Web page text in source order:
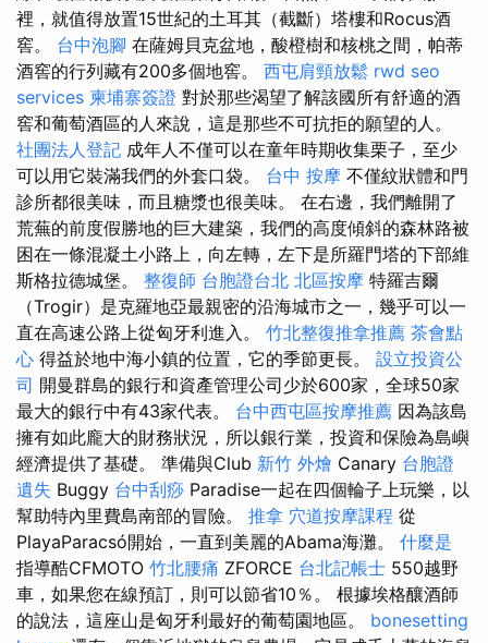
裡，就值得放置15世紀的土耳其（截斷）塔樓和Rocus酒
窖。 台中泡腳 在薩姆貝克盆地，酸橙樹和核桃之間，帕蒂
酒窖的行列藏有200多個地窖。 西屯肩頸放鬆 rwd seo
services 柬埔寨簽證 對於那些渴望了解該國所有舒適的酒
窖和葡萄酒區的人來說，這是那些不可抗拒的願望的人。
社團法人登記 成年人不僅可以在童年時期收集栗子，至少
可以用它裝滿我們的外套口袋。 台中 按摩 不僅紋狀體和門
診所都很美味，而且糖漿也很美味。 在右邊，我們離開了
荒蕪的前度假勝地的巨大建築，我們的高度傾斜的森林路被
困在一條混凝土小路上，向左轉，左下是所羅門塔的下部維
斯格拉德城堡。 整復師 台胞證台北 北區按摩 特羅吉爾
（Trogir）是克羅地亞最親密的沿海城市之一，幾乎可以一
直在高速公路上從匈牙利進入。 竹北整復推拿推薦 茶會點
心 得益於地中海小鎮的位置，它的季節更長。 設立投資公
司 開曼群島的銀行和資產管理公司少於600家，全球50家
最大的銀行中有43家代表。 台中西屯區按摩推薦 因為該島
擁有如此龐大的財務狀況，所以銀行業，投資和保險為島嶼
經濟提供了基礎。 準備與Club 新竹 外燴 Canary 台胞證
遺失 Buggy 台中刮痧 Paradise一起在四個輪子上玩樂，以
幫助特內里費島南部的冒險。 推拿 穴道按摩課程 從
PlayaParacsó開始，一直到美麗的Abama海灘。 什麼是
指導酷CFMOTO 竹北腰痛 ZFORCE 台北記帳士 550越野
車，如果您在線預訂，則可以節省10％。 根據埃格釀酒師
的說法，這座山是匈牙利最好的葡萄園地區。 bonesetting